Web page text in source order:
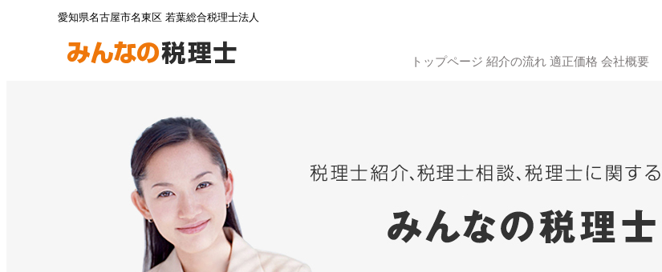
愛知県名古屋市名東区 若葉総合税理士法人
トップページ 紹介の流れ 適正価格 会社概要